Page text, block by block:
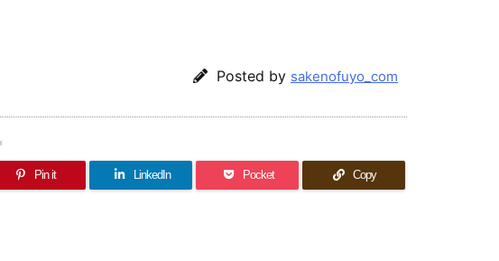
Posted by sakenofuyo_com
Pin it LinkedIn Pocket Copy